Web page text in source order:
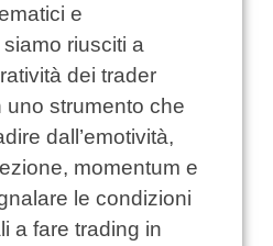
e
riusciti a
dei trader
uno strumento che
dall’emotività,
momentum e
le condizioni
a fare trading in